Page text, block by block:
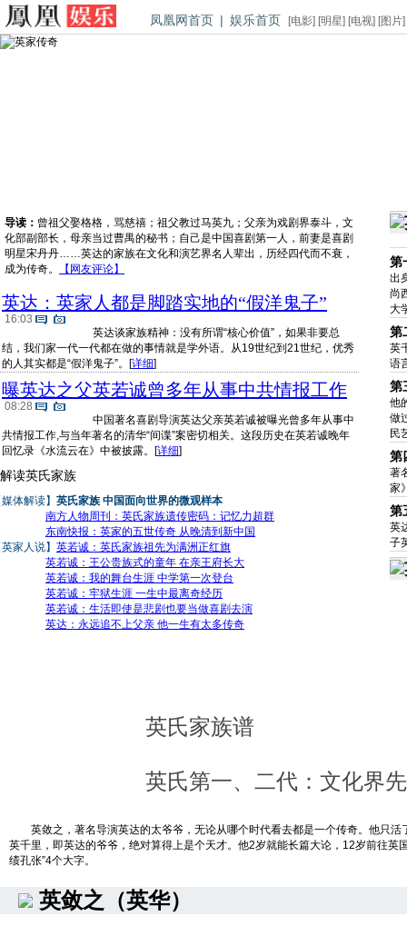
凤凰网首页 | 娱乐首页 [电影] [明星] [电视] [图片]
导读： 曾祖父娶格格，骂慈禧；祖父教过马英九；父亲为戏剧界泰斗，文
化部副部长，母亲当过曹禺的秘书；自己是中国喜剧第一人，前妻是喜剧
明星宋丹丹……英达的家族在文化和演艺界名人辈出，历经四代而不衰，
成为传奇。
【网友评论】
英达：英家人都是脚踏实地的“假洋鬼子”
16:03
英达谈家族精神：没有所谓“核心价值”，如果非要总
结，我们家一代一代都在做的事情就是学外语。从19世纪到21世纪，优秀
的人其实都是“假洋鬼子”。 [详细]
曝英达之父英若诚曾多年从事中共情报工作
08:28
中国著名喜剧导演英达父亲英若诚被曝光曾多年从事中
共情报工作,与当年著名的清华“间谍”案密切相关。这段历史在英若诚晚年
回忆录《水流云在》中被披露。 [详细]
解读英氏家族
体解读】 英氏家族 中国面向世界的微观样本
南方人物周刊：英氏家族遗传密码：记忆力超群
东南快报：英家的五世传奇 从晚清到新中国
家人说】 英若诚：英氏家族祖先为满洲正红旗
英若诚：王公贵族式的童年 在亲王府长大
英若诚：我的舞台生涯 中学第一次登台
英若诚：牢狱生涯 一生中最离奇经历
英若诚：生活即使是悲剧也要当做喜剧去演
英达：永远追不上父亲 他一生有太多传奇
第
出
尚
大
第
英
语
第
他
做
民
第
著
家
第
英
子
英氏家族谱
英氏第一、二代：文化界
英敛之，著名导演英达的太爷爷，无论从哪个时代看去都是一个传奇。他只活
英千里，即英达的爷爷，绝对算得上是个天才。他2岁就能长篇大论，12岁前往
绩孔张”4个大字。
英敛之（英华）